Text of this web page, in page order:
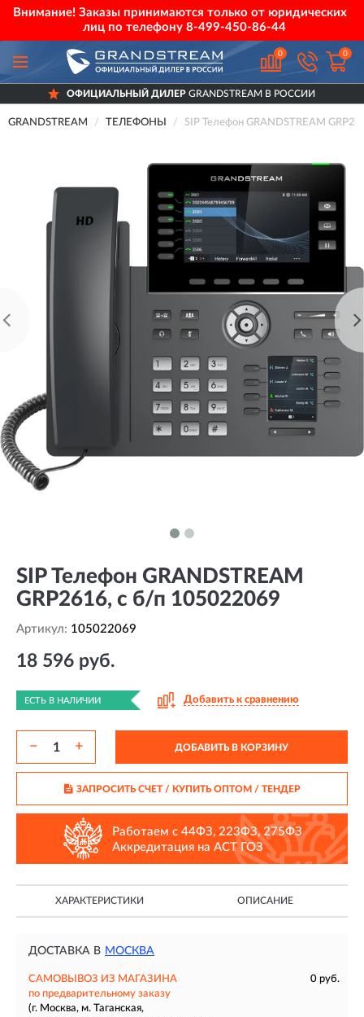
Внимание! Заказы принимаются только от юридических
лиц по телефону 8-499-450-86-44
0 0
ОФИЦИАЛЬНЫЙ ДИЛЕРGRANDSTREAM В РОССИИ
GRANDSTREAM ТЕЛЕФОНЫ SIP Телефон GRANDSTREAM
SIP Телефон GRANDSTREAM
GRP2616, с б/п 105022069
Артикул: 105022069
18 596 руб.
ЕСТЬ В НАЛИЧИИ Добавить к сравнению
− + ДОБАВИТЬ В КОРЗИНУ
ЗАПРОСИТЬ СЧЕТ / КУПИТЬ ОПТОМ/ ТЕНДЕР
Работаем с 44ФЗ, 223ФЗ, 275ФЗ
Аккредитация на АСТ ГОЗ
ХАРАКТЕРИСТИКИ ОПИСАНИЕ
ДОСТАВКА В МОСКВА
САМОВЫВОЗ ИЗ МАГАЗИНА
0 руб.
по предварительному заказу
(г. Москва, м. Таганская,